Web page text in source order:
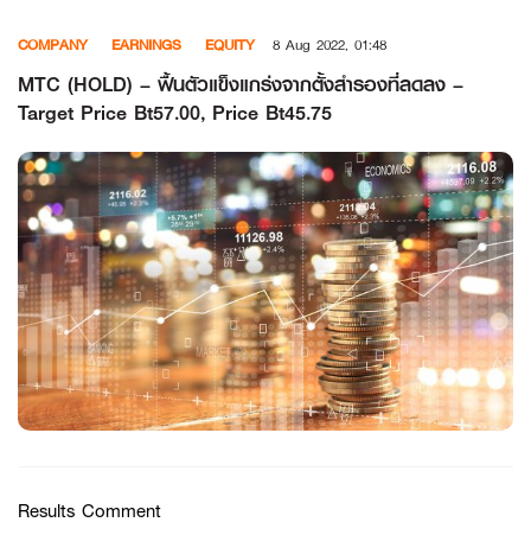
content
COMPANY EARNINGS EQUITY 8 Aug 2022, 01:48
MTC (HOLD) – ฟื้นตัวแข็งแกร่งจากตั้งสำรองที่ลดลง –
Target Price Bt57.00, Price Bt45.75
Results Comment